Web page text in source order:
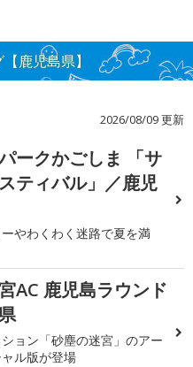
鹿児島県】
2026/08/09 更新
ークかごしま 「サ
ティバル」／鹿児
やわくわく迷路で夏を満
AC 鹿児島ラウンド
ョン「砂塵の迷宮」のアー
ル版が登場